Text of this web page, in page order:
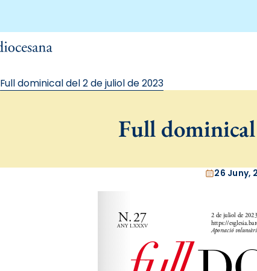
Full dominical del 2 de juliol de 2023
Full
26 Juny,